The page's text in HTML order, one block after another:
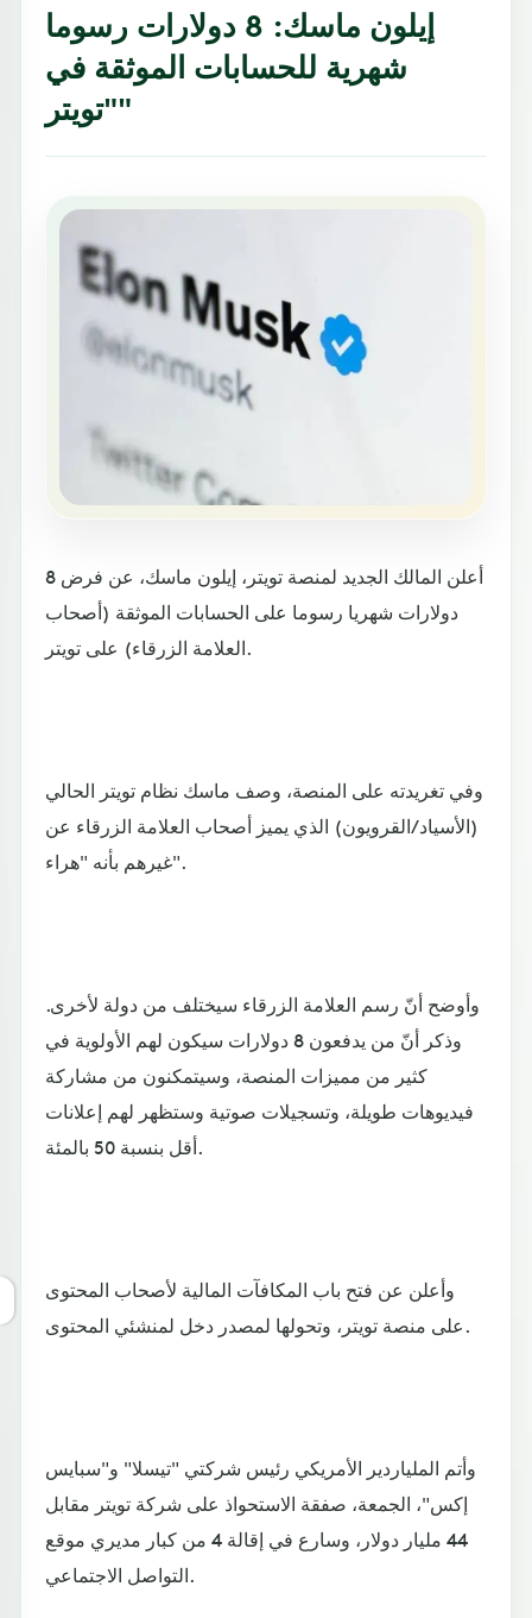
إيلون ماسك: 8 دولارات رسوما
شهرية للحسابات الموثقة في
"تويتر"
أعلن المالك الجديد لمنصة تويتر، إيلون ماسك، عن فرض 8
دولارات شهريا رسوما على الحسابات الموثقة (أصحاب
العلامة الزرقاء) على تويتر.
وفي تغريدته على المنصة، وصف ماسك نظام تويتر الحالي
(الأسياد/القرويون) الذي يميز أصحاب العلامة الزرقاء عن
غيرهم بأنه "هراء".
وأوضح أنّ رسم العلامة الزرقاء سيختلف من دولة لأخرى.
وذكر أنّ من يدفعون 8 دولارات سيكون لهم الأولوية في
كثير من مميزات المنصة، وسيتمكنون من مشاركة
فيديوهات طويلة، وتسجيلات صوتية وستظهر لهم إعلانات
أقل بنسبة 50 بالمئة.
وأعلن عن فتح باب المكافآت المالية لأصحاب المحتوى
على منصة تويتر، وتحولها لمصدر دخل لمنشئي المحتوى.
وأتم الملياردير الأمريكي رئيس شركتي "تيسلا" و"سبايس
إكس"، الجمعة، صفقة الاستحواذ على شركة تويتر مقابل
44 مليار دولار، وسارع في إقالة 4 من كبار مديري موقع
التواصل الاجتماعي.